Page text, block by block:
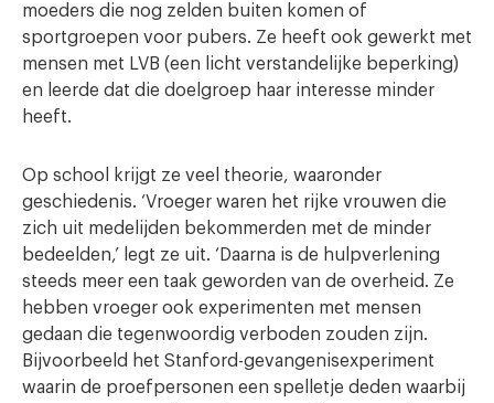
moeders die nog zelden buiten komen of
sportgroepen voor pubers. Ze heeft ook gewerkt met
mensen met LVB (een licht verstandelijke beperking)
en leerde dat die doelgroep haar interesse minder
heeft.
Op school krijgt ze veel theorie, waaronder
geschiedenis. ‘Vroeger waren het rijke vrouwen die
zich uit medelijden bekommerden met de minder
bedeelden,’ legt ze uit. ‘Daarna is de hulpverlening
steeds meer een taak geworden van de overheid. Ze
hebben vroeger ook experimenten met mensen
gedaan die tegenwoordig verboden zouden zijn.
Bijvoorbeeld het Stanford-gevangenisexperiment
waarin de proefpersonen een spelletje deden waarbij